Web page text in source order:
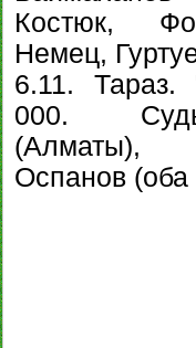
Костюк,
Немец,
6.11. Тараз.
000.
(Алматы),
Оспанов